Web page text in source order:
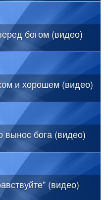
богом (видео)
и хорошем (видео)
бога (видео)
(видео)